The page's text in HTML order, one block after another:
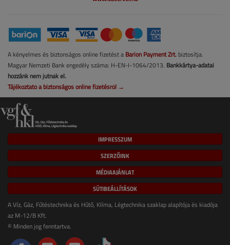
A kényelmes és biztonságos online fizetést a Barion Payment Zrt. biztosítja.
Magyar Nemzeti Bank engedély száma: H-EN-I-1064/2013. Bankkártya-adatai
hozzánk nem jutnak el.
Tájékoztató a biztonságos online fizetésről →
IMPRESSZUM
SZERZŐINK
MÉDIAAJÁNLAT
SÜTIBEÁLLÍTÁSOK
A Víz, Gáz, Fűtéstechnika és Hűtő, Klíma, Légtechnika szaklap alapítója és kiadója
az M-12/B Kft.
© Minden jog fenntartva.